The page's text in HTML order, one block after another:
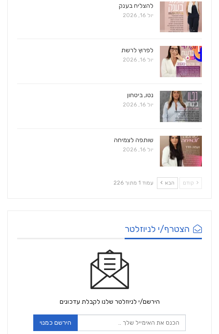
להצליח בענק
יול 16, 2026
לפרוץ לרשת
יול 16, 2026
נטו, ביטחון
יול 16, 2026
שותפה לצמיחה
יול 16, 2026
קודם הבא עמוד 1 מתוך 226
הצטרף/י לניוזלטר
הירשם/י לניוזלטר שלנו לקבלת עדכונים
הירשם כמנוי